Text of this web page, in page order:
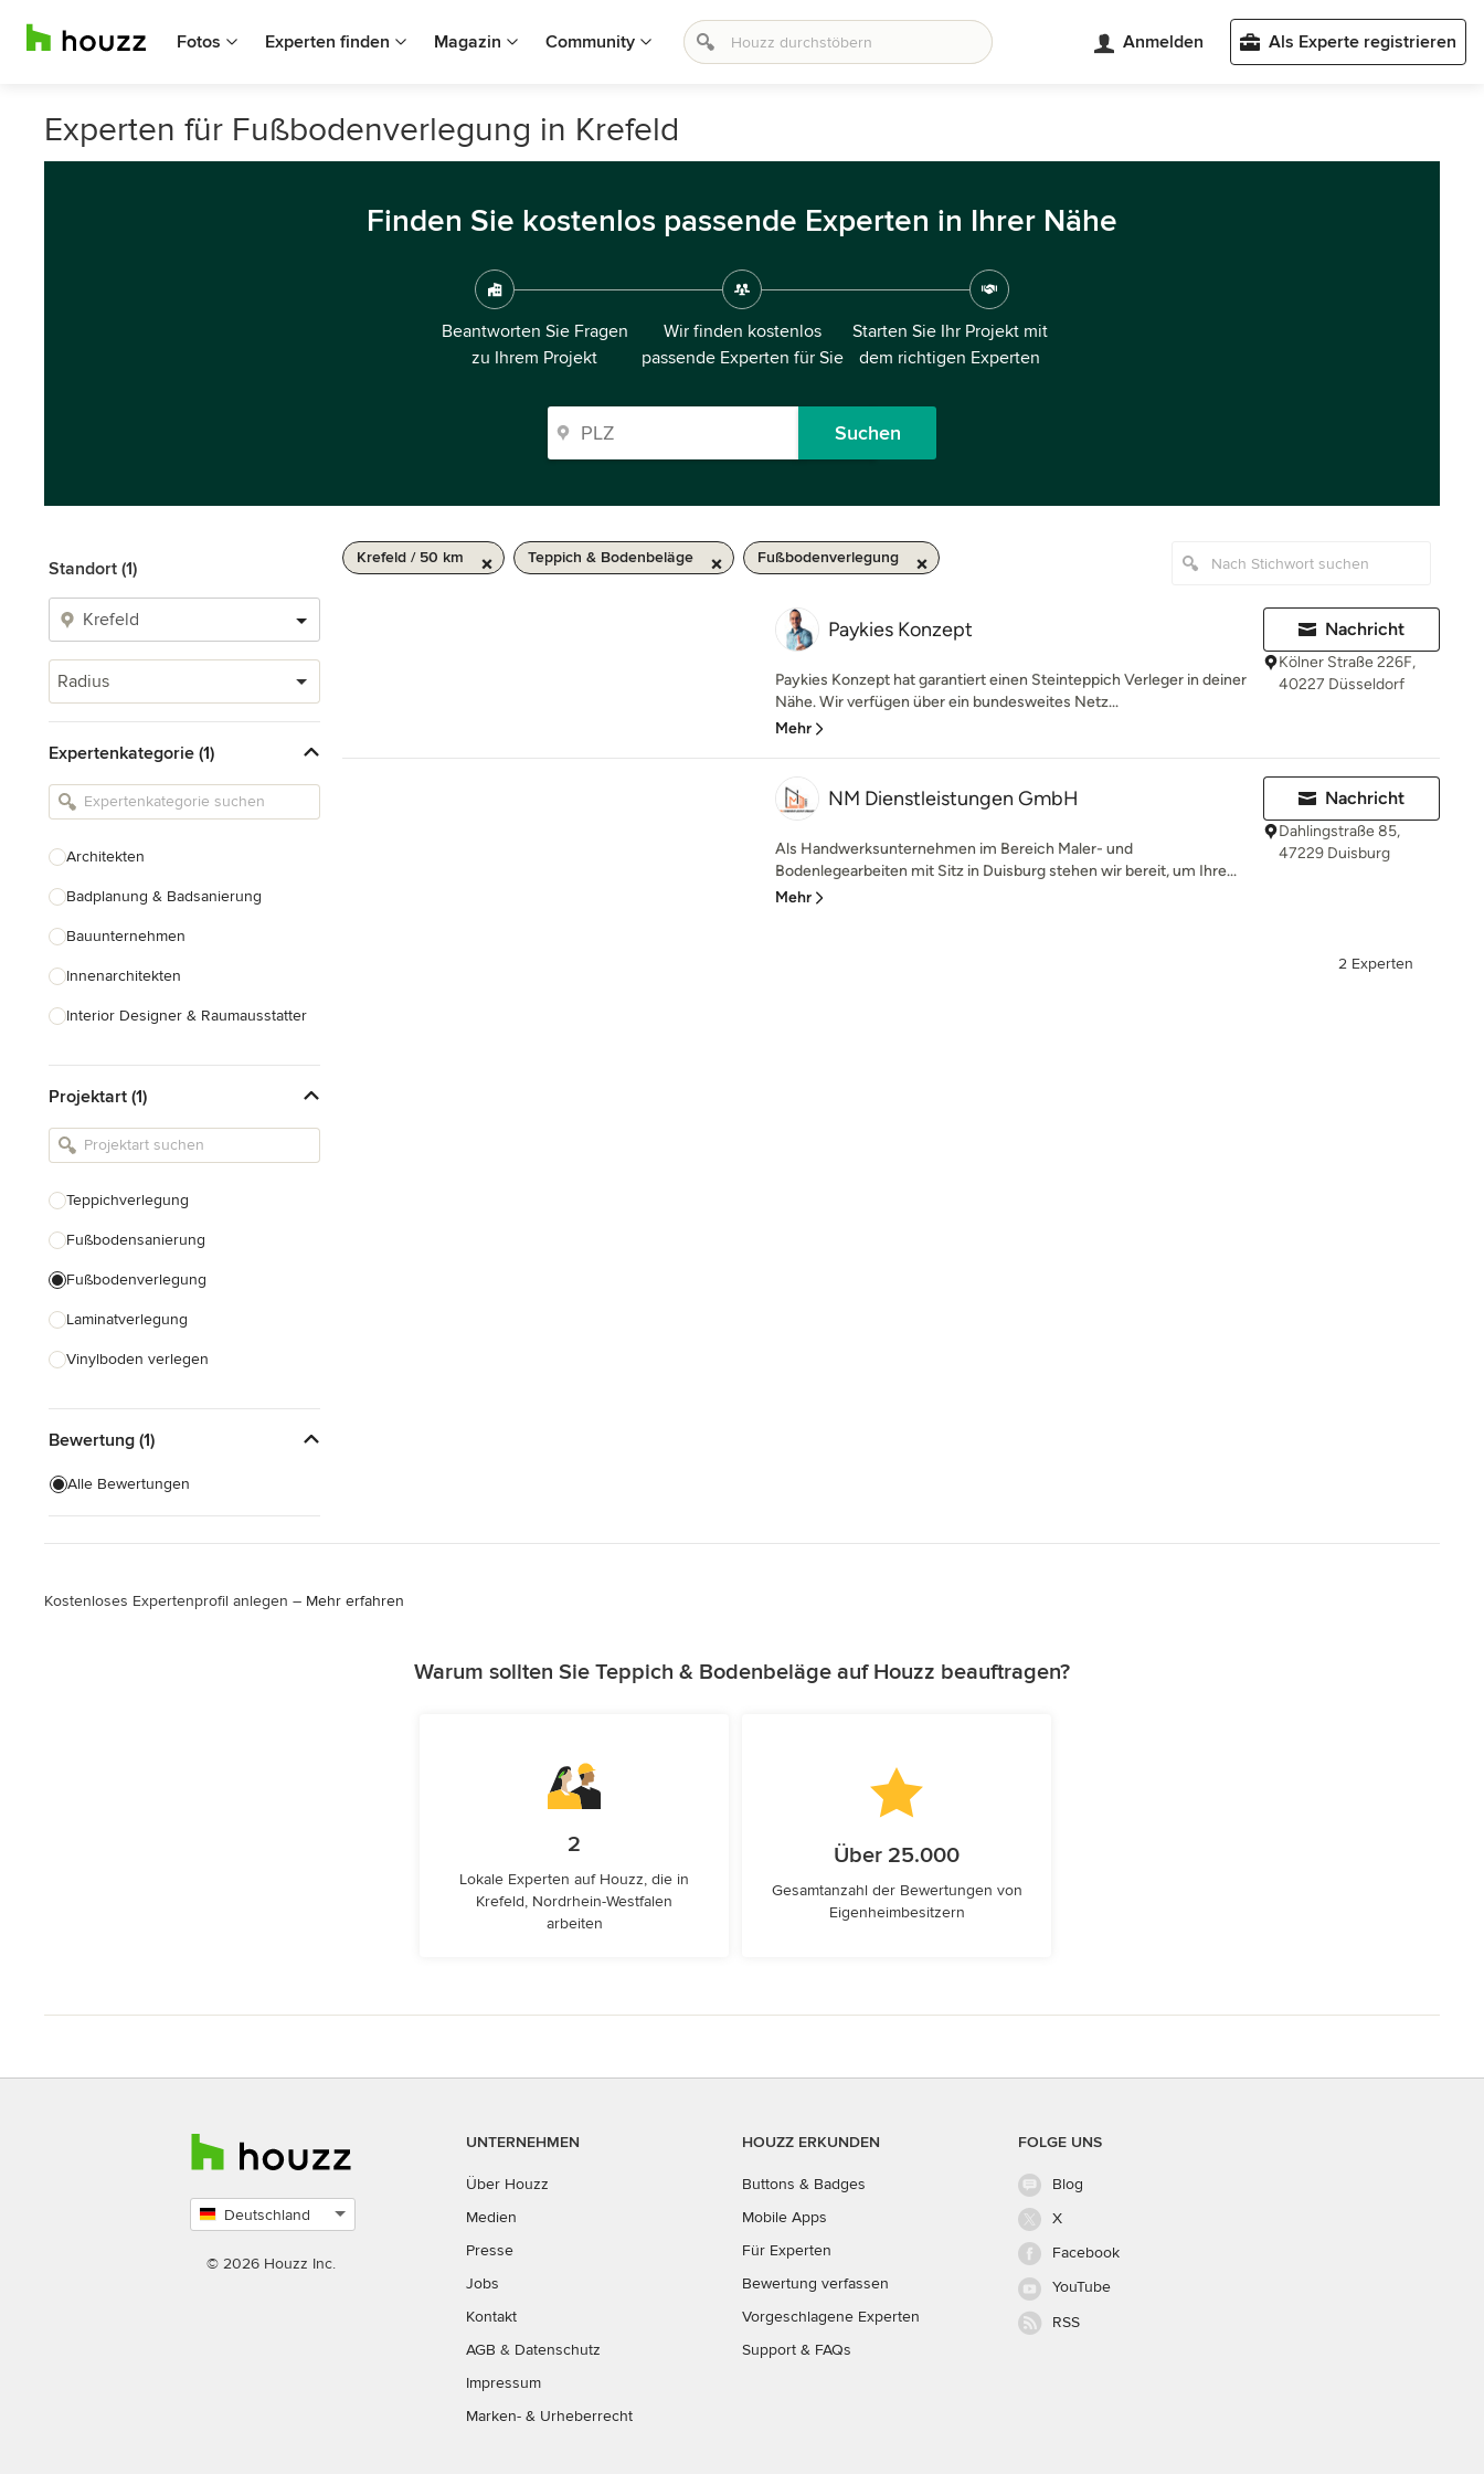
Fotos Experten finden Magazin Community Anmelden Als Experte registrieren
Experten für Fußbodenverlegung in Krefeld
Finden Sie kostenlos passende Experten in Ihrer Nähe
Beantworten Sie Fragen
zu Ihrem Projekt
Wir finden kostenlos
passende Experten für Sie
Starten Sie Ihr Projekt mit
dem richtigen Experten
Suchen
Standort (1)
Radius
Expertenkategorie (1)
Architekten
Badplanung & Badsanierung
Bauunternehmen
Innenarchitekten
Interior Designer & Raumausstatter
Landschaftsarchitekten
Armaturen & Sanitärbedarf
Einbauschränke
Projektart (1)
Teppichverlegung
Fußbodensanierung
Fußbodenverlegung
Laminatverlegung
Vinylboden verlegen
Alle anzeigen
Bewertung (1)
Alle Bewertungen
Krefeld / 50 km Teppich & Bodenbeläge Fußbodenverlegung
Paykies Konzept
Paykies Konzept hat garantiert einen Steinteppich Verleger in deiner
Nähe. Wir verfügen über ein bundesweites Netz...
Mehr
Nachricht
Kölner Straße 226F,
40227 Düsseldorf
NM Dienstleistungen GmbH
Als Handwerksunternehmen im Bereich Maler- und
Bodenlegearbeiten mit Sitz in Duisburg stehen wir bereit, um Ihre...
Mehr
Nachricht
Dahlingstraße 85,
47229 Duisburg
2 Experten
Kostenloses Expertenprofil anlegen – Mehr erfahren
Warum sollten Sie Teppich & Bodenbeläge auf Houzz beauftragen?
2
Lokale Experten auf Houzz, die in
Krefeld, Nordrhein-Westfalen
arbeiten
Über 25.000
Gesamtanzahl der Bewertungen von
Eigenheimbesitzern
Deutschland
auswählen
© 2026 Houzz Inc.
UNTERNEHMEN
Über Houzz
Medien
Presse
Jobs
Kontakt
AGB & Datenschutz
Impressum
Marken- & Urheberrecht
HOUZZ ERKUNDEN
Buttons & Badges
Mobile Apps
Für Experten
Bewertung verfassen
Vorgeschlagene Experten
Support & FAQs
FOLGE UNS
Blog
X
Facebook
YouTube
RSS